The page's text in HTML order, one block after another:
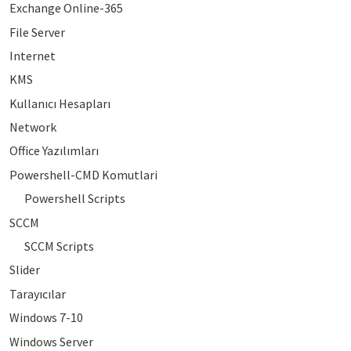
Exchange Online-365
File Server
Internet
KMS
Kullanıcı Hesapları
Network
Office Yazılımları
Powershell-CMD Komutlari
Powershell Scripts
SCCM
SCCM Scripts
Slider
Tarayıcılar
Windows 7-10
Windows Server